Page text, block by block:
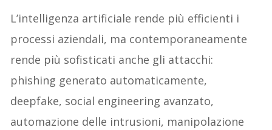
L’intelligenza artificiale rende più efficienti i
processi aziendali, ma contemporaneamente
rende più sofisticati anche gli attacchi:
phishing generato automaticamente,
deepfake, social engineering avanzato,
automazione delle intrusioni, manipolazione